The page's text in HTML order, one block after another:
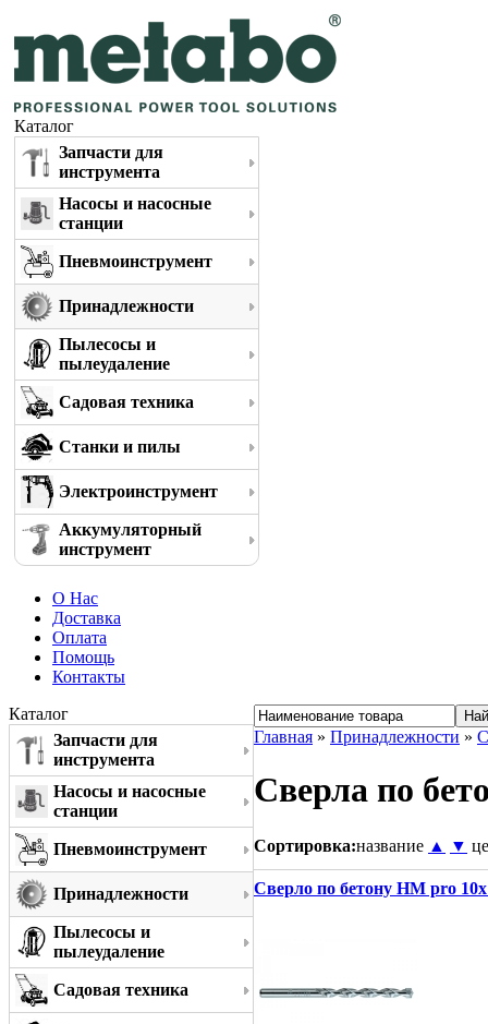
Каталог
Запчасти для
инструмента
Насосы и насосные
станции
Пневмоинструмент
Принадлежности
Пылесосы и
пылеудаление
Садовая техника
Станки и пилы
Электроинструмент
Аккумуляторный
инструмент
О Нас
Доставка
Оплата
Помощь
Контакты
Каталог
Запчасти для
инструмента
Насосы и насосные
станции
Пневмоинструмент
Принадлежности
Пылесосы и
пылеудаление
Садовая техника
Главная » Принадлежности »
Сверла по
Сортировка:название ▲ ▼
Сверло по бетону HM pro